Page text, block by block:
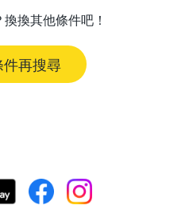
換其他條件吧！
再搜尋